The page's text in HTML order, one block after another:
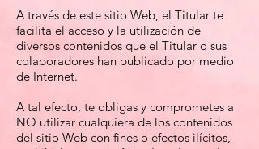
A través de este sitio Web, el Titular te
facilita el acceso y la utilización de
diversos contenidos que el Titular o sus
colaboradores han publicado por medio
de Internet.
A tal efecto, te obligas y comprometes a
NO utilizar cualquiera de los contenidos
del sitio Web con fines o efectos ilícitos,